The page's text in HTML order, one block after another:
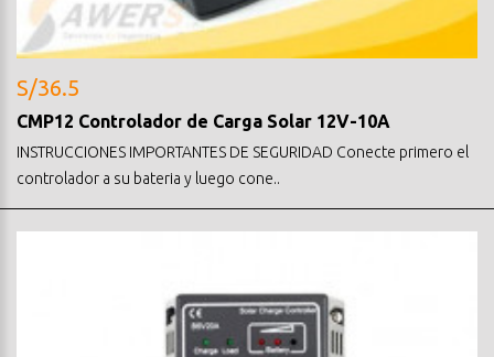
S/36.5
CMP12 Controlador de Carga Solar 12V-10A
INSTRUCCIONES IMPORTANTES DE SEGURIDAD Conecte primero el
controlador a su bateria y luego cone..